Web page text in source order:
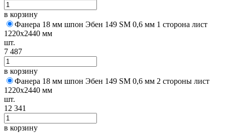
в корзину
Фанера 18 мм шпон Эбен 149 SM 0,6 мм 1 сторона лист
1220х2440 мм
шт.
7 487
в корзину
Фанера 18 мм шпон Эбен 149 SM 0,6 мм 2 стороны лист
1220х2440 мм
шт.
12 341
в корзину